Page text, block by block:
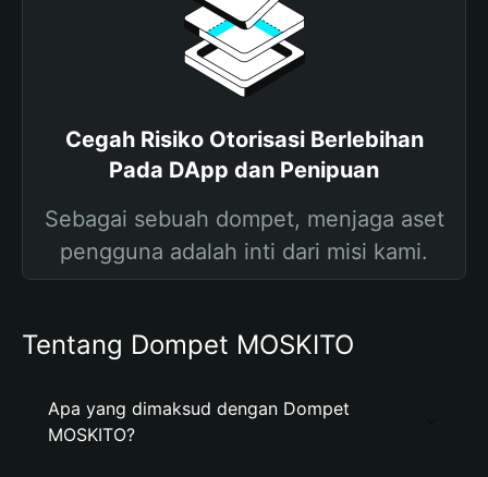
Cegah Risiko Otorisasi Berlebihan
Pada DApp dan Penipuan
Sebagai sebuah dompet, menjaga aset
pengguna adalah inti dari misi kami.
Tentang Dompet MOSKITO
Apa yang dimaksud dengan Dompet
MOSKITO?